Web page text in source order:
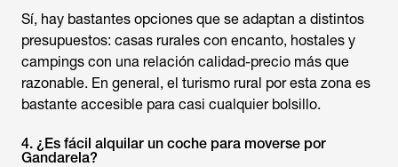
Sí, hay bastantes opciones que se adaptan a distintos
presupuestos: casas rurales con encanto, hostales y
campings con una relación calidad-precio más que
razonable. En general, el turismo rural por esta zona es
bastante accesible para casi cualquier bolsillo.
4. ¿Es fácil alquilar un coche para moverse por
Gandarela?